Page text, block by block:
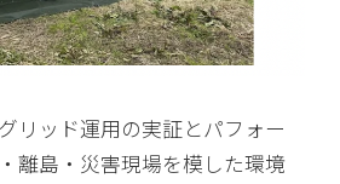
リッド運用の実証とパフォー
離島・災害現場を模した環境